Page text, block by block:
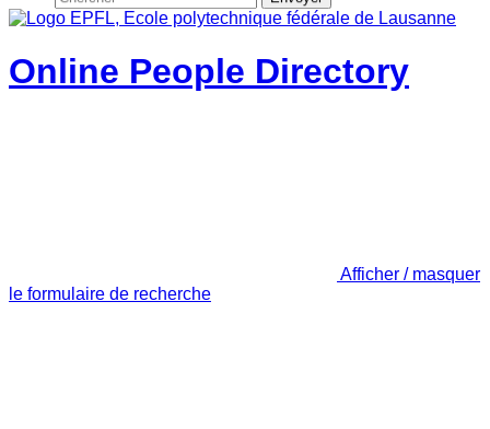
Online People Directory
Afficher / masquer
le formulaire de recherche